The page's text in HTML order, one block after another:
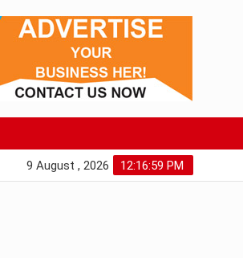
12:17:00 PM
9 August , 2026